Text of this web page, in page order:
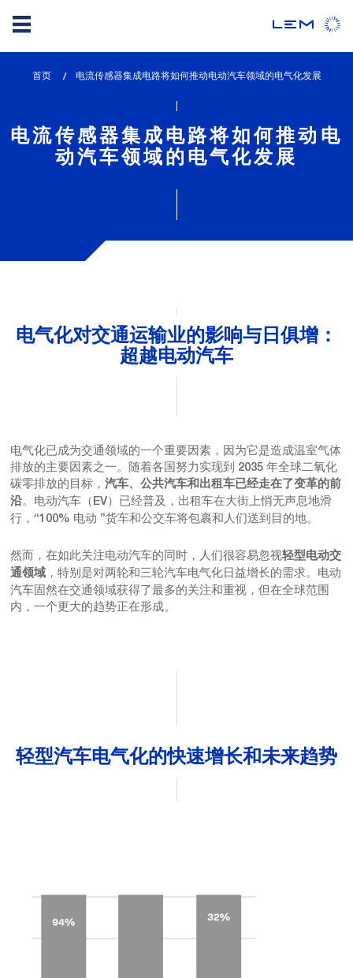
content
首页
lem_current_page
电流传感器集成电路将如何推动电动汽车领域的电气化发展
电流传感器集成电路将如何推动电
动汽车领域的电气化发展
电气化对交通运输业的影响与日俱增：
超越电动汽车
电气化已成为交通领域的一个重要因素，因为它是造成温室气体
排放的主要因素之一。随着各国努力实现到 2035 年全球二氧化
碳零排放的目标， 汽车、公共汽车和出租车已经走在了变革的前
沿。电动汽车（EV）已经普及，出租车在大街上悄无声息地滑
行，“100% 电动 ”货车和公交车将包裹和人们送到目的地。
然而，在如此关注电动汽车的同时，人们很容易忽视轻型电动交
通领域 ，特别是对两轮和三轮汽车电气化日益增长的需求。电动
汽车固然在交通领域获得了最多的关注和重视，但在全球范围
内，一个更大的趋势正在形成。
轻型汽车电气化的快速增长和未来趋势